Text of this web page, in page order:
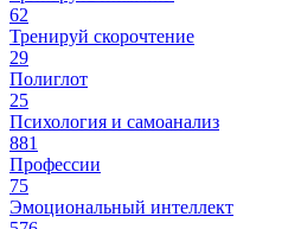
62
Тренируй скорочтение
29
Полиглот
25
Психология и самоанализ
881
Профессии
75
Эмоциональный интеллект